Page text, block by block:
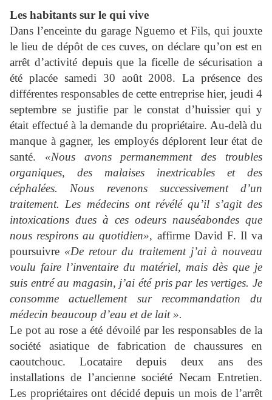
Les habitants sur le qui vive
Dans l’enceinte du garage Nguemo et Fils, qui jouxte
le lieu de dépôt de ces cuves, on déclare qu’on est en
arrêt d’activité depuis que la ficelle de sécurisation a
été placée samedi 30 août 2008. La présence des
différentes responsables de cette entreprise hier, jeudi 4
septembre se justifie par le constat d’huissier qui y
était effectué à la demande du propriétaire. Au-delà du
manque à gagner, les employés déplorent leur état de
santé. «Nous avons permanemment des troubles
organiques, des malaises inextricables et des
céphalées. Nous revenons successivement d’un
traitement. Les médecins ont révélé qu’il s’agit des
intoxications dues à ces odeurs nauséabondes que
nous respirons au quotidien», affirme David F. Il va
poursuivre «De retour du traitement j’ai à nouveau
voulu faire l’inventaire du matériel, mais dès que je
suis entré au magasin, j’ai été pris par les vertiges. Je
consomme actuellement sur recommandation du
médecin beaucoup d’eau et de lait ».
Le pot au rose a été dévoilé par les responsables de la
société asiatique de fabrication de chaussures en
caoutchouc. Locataire depuis deux ans des
installations de l’ancienne société Necam Entretien.
Les propriétaires ont décidé depuis un mois de l’arrêt